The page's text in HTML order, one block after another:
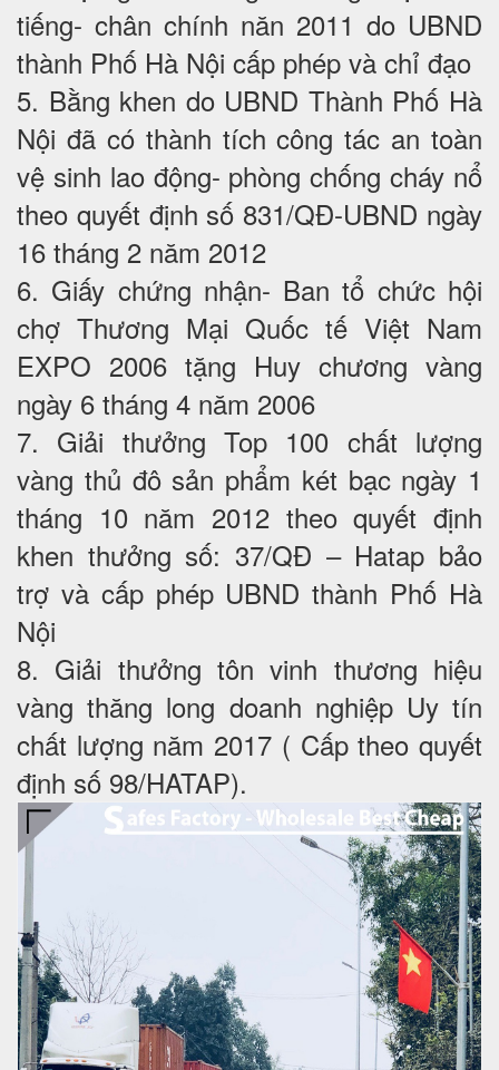
tiếng- chân chính năn 2011 do UBND
thành Phố Hà Nội cấp phép và chỉ đạo
5. Bằng khen do UBND Thành Phố Hà
Nội đã có thành tích công tác an toàn
vệ sinh lao động- phòng chống cháy nổ
theo quyết định số 831/QĐ-UBND ngày
16 tháng 2 năm 2012
6. Giấy chứng nhận- Ban tổ chức hội
chợ Thương Mại Quốc tế Việt Nam
EXPO 2006 tặng Huy chương vàng
ngày 6 tháng 4 năm 2006
7. Giải thưởng Top 100 chất lượng
vàng thủ đô sản phẩm két bạc ngày 1
tháng 10 năm 2012 theo quyết định
khen thưởng số: 37/QĐ – Hatap bảo
trợ và cấp phép UBND thành Phố Hà
Nội
8. Giải thưởng tôn vinh thương hiệu
vàng thăng long doanh nghiệp Uy tín
chất lượng năm 2017 ( Cấp theo quyết
định số 98/HATAP).